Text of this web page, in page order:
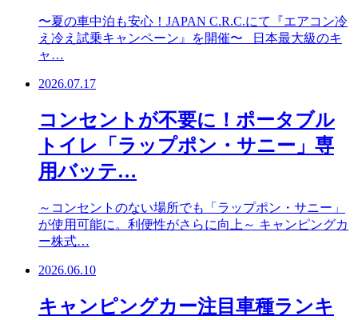
〜夏の車中泊も安心！JAPAN C.R.C.にて『エアコン冷
え冷え試乗キャンペーン』を開催〜 日本最大級のキ
ャ…
2026.07.17
コンセントが不要に！ポータブル
トイレ「ラップポン・サニー」専
用バッテ…
～コンセントのない場所でも「ラップポン・サニー」
が使用可能に。利便性がさらに向上～ キャンピングカ
ー株式…
2026.06.10
キャンピングカー注目車種ランキ